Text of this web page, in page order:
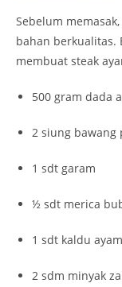
Sebelum
bahan
membuat steak
500 gram dada
2 siung bawang
1 sdt garam
½ sdt merica
1 sdt kaldu
2 sdm minyak